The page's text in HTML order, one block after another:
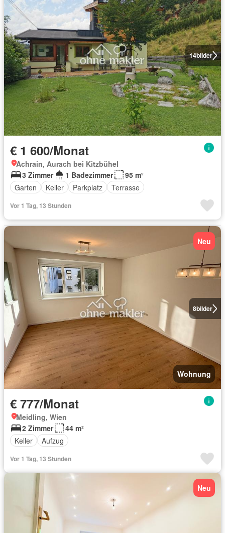
14bilder
€ 1 600/Monat
Achrain, Aurach bei Kitzbühel
3 Zimmer
1 Badezimmer
95 m²
Garten
Keller Parkplatz Terrasse
Vor 1 Tag, 13 Stunden
8bilder
Neu
Wohnung
€ 777/Monat
Meidling, Wien
2 Zimmer
44 m²
Keller
Aufzug
Vor 1 Tag, 13 Stunden
Neu